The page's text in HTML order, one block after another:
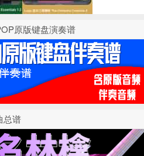
原版键盘演奏谱
总谱